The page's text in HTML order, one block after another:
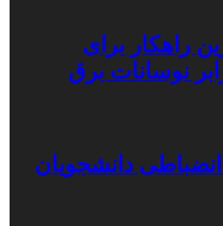
راهکار برای
نوسانات برق
دانشجویان